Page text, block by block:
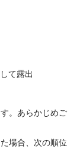
て露出
。あらかじめご
場合、次の順位